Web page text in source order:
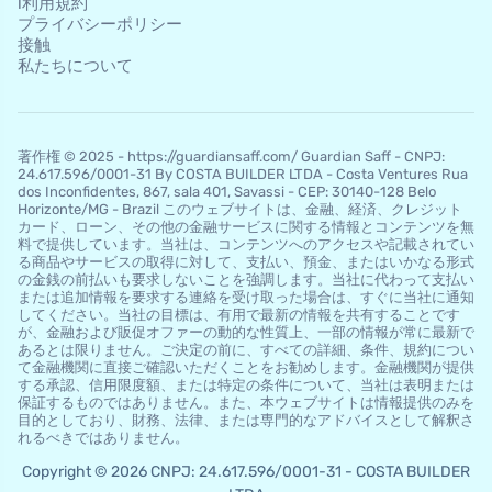
プライバシーポリシー
接触
私たちについて
著作権 © 2025 - https://guardiansaff.com/ Guardian Saff - CNPJ:
24.617.596/0001-31 By COSTA BUILDER LTDA - Costa Ventures Rua
dos Inconfidentes, 867, sala 401, Savassi - CEP: 30140-128 Belo
Horizo​​nte/MG - Brazil このウェブサイトは、金融、経済、クレジット
カード、ローン、その他の金融サービスに関する情報とコンテンツを無
料で提供しています。当社は、コンテンツへのアクセスや記載されてい
る商品やサービスの取得に対して、支払い、預金、またはいかなる形式
の金銭の前払いも要求しないことを強調します。当社に代わって支払い
または追加情報を要求する連絡を受け取った場合は、すぐに当社に通知
してください。当社の目標は、有用で最新の情報を共有することです
が、金融および販促オファーの動的な性質上、一部の情報が常に最新で
あるとは限りません。ご決定の前に、すべての詳細、条件、規約につい
て金融機関に直接ご確認いただくことをお勧めします。金融機関が提供
する承認、信用限度額、または特定の条件について、当社は表明または
保証するものではありません。また、本ウェブサイトは情報提供のみを
目的としており、財務、法律、または専門的なアドバイスとして解釈さ
れるべきではありません。
Copyright © 2026 CNPJ: 24.617.596/0001-31 - COSTA BUILDER